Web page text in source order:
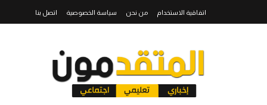
اتفاقية الاستخدام من نحن سياسة الخصوصية اتصل بنا